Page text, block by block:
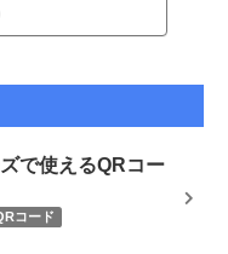
で使えるQRコー
コード